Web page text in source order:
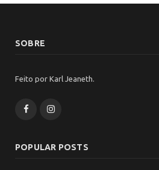
SOBRE
Feito por Karl Jeaneth.
FacebookInstagram
POPULAR POSTS